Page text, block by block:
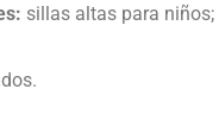
sillas altas para